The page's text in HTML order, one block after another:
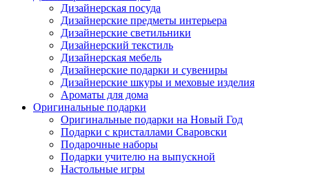
Дизайнерская посуда
Дизайнерские предметы интерьера
Дизайнерские светильники
Дизайнерский текстиль
Дизайнерская мебель
Дизайнерские подарки и сувениры
Дизайнерские шкуры и меховые изделия
Ароматы для дома
Оригинальные подарки
Оригинальные подарки на Новый Год
Подарки с кристаллами Сваровски
Подарочные наборы
Подарки учителю на выпускной
Настольные игры